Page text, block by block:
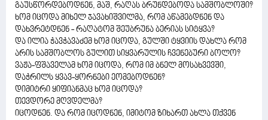
გაუსწორდებოდნენ, მაშ, რაღას ბრუნდებოდა სამშობლოში?
ხომ იცოდა მიხელ ჯავახიშვილმა, რომ აწამებდნენ და
დახვრეტდნენ - რაღატომ შეუბრუნა ბერიას სიტყვა?
და ილია ჭავჭავაძემ ხომ იცოდა, გულში ტყვიის დახლა რომ
არის სამშობლოს გულით სიყვარულის ჩვენებური ბოლო?
ვაჟა-ფშაველამ ხომ იცოდა, რომ იმ ბნელ მოსახვევში,
დაჭრილს ყვავ-ყორნები ეომებოდნენ?
დიმიტრი ყიფიანმაც ხომ იცოდა?
თევდორე მღვდელმა?
იცოდნენ. და რომ იცოდნენ, იმიტომ ზიხართ ახლა თქვენ